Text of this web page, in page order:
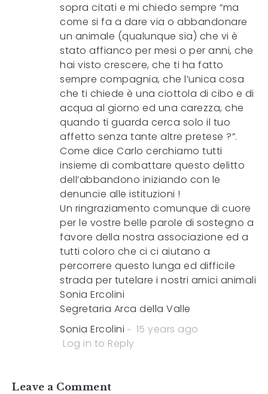
sopra citati e mi chiedo sempre “ma
come si fa a dare via o abbandonare
un animale (qualunque sia) che vi è
stato affianco per mesi o per anni, che
hai visto crescere, che ti ha fatto
sempre compagnia, che l’unica cosa
che ti chiede è una ciottola di cibo e di
acqua al giorno ed una carezza, che
quando ti guarda cerca solo il tuo
affetto senza tante altre pretese ?”.
Come dice Carlo cerchiamo tutti
insieme di combattare questo delitto
dell’abbandono iniziando con le
denuncie alle istituzioni !
Un ringraziamento comunque di cuore
per le vostre belle parole di sostegno a
favore della nostra associazione ed a
tutti coloro che ci ci aiutano a
percorrere questo lunga ed difficile
strada per tutelare i nostri amici animali
Sonia Ercolini
Segretaria Arca della Valle
Sonia Ercolini
15 years ago
Log in to Reply
Leave a Comment